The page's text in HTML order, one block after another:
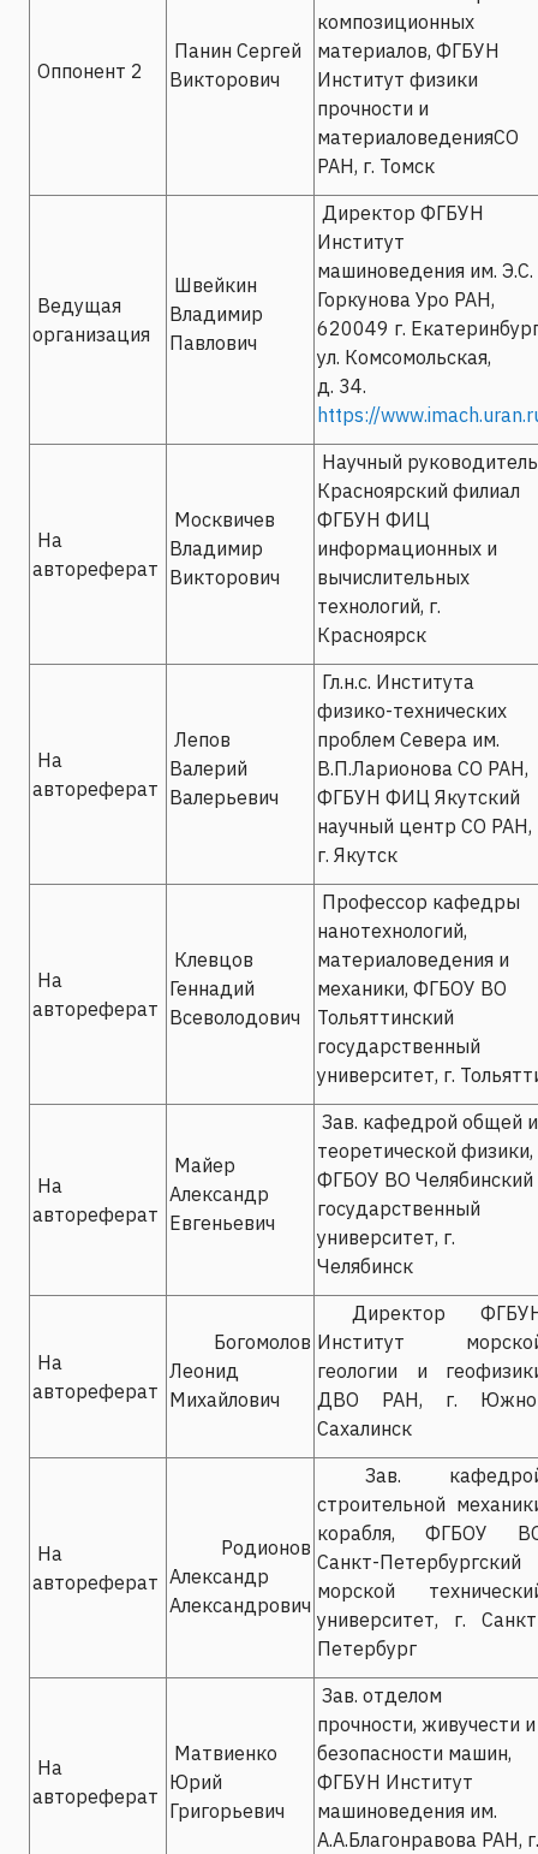
Оппонент 2
Панин Сергей
Викторович
композиционных
материалов, ФГБУН
Институт физики
прочности и
материаловеденияСО
РАН, г. Томск
Ведущая
организация
Швейкин
Владимир
Павлович
Директор ФГБУН
Институт
машиноведения им. Э.С.
Горкунова Уро РАН,
620049 г.
ул. Комсомольская,
д. 34.
https://
На
автореферат
Москвичев
Владимир
Викторович
Научный
Красноярский филиал
ФГБУН ФИЦ
информационных и
вычислительных
технологий, г.
Красноярск
На
автореферат
Лепов
Валерий
Валерьевич
Гл.н.с. Института
физико-технических
проблем Севера им.
В.П.Ларионова СО РАН,
ФГБУН ФИЦ Якутский
научный центр СО РАН,
г. Якутск
На
автореферат
Клевцов
Геннадий
Всеволодович
Профессор кафедры
нанотехнологий,
материаловедения и
механики, ФГБОУ ВО
Тольяттинский
государственный
университет, г.
На
автореферат
Майер
Александр
Евгеньевич
Зав. кафедрой общей и
теоретической физики,
ФГБОУ ВО Челябинский
государственный
университет, г.
Челябинск
На
автореферат
Богомолов
Леонид
Михайлович
Директор
Институт
геологии и
ДВО РАН, г.
Сахалинск
На
автореферат
Родионов
Александр
Александрович
Зав.
строительной
корабля, ФГБОУ
Санкт-Петербургский
морской
университет, г.
Петербург
На
автореферат
Матвиенко
Юрий
Григорьевич
Зав. отделом
прочности, живучести и
безопасности машин,
ФГБУН Институт
машиноведения им.
А.А.Благонравова РАН, г.